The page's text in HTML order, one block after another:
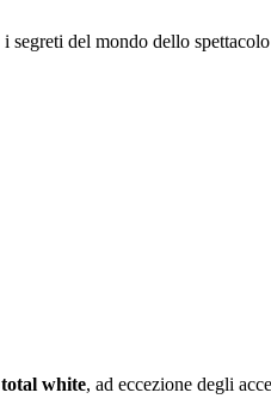
del mondo dello
white, ad eccezione degli